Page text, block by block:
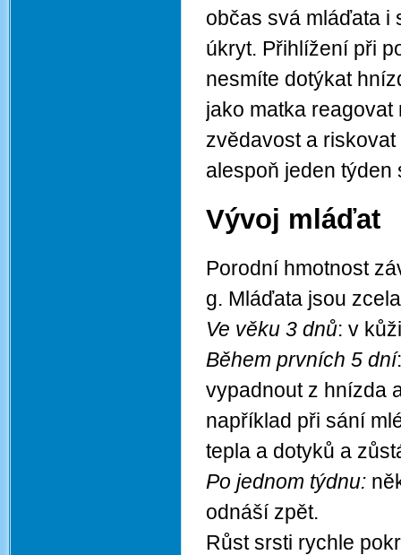
občas svá mláďata i
úkryt. Přihlížení při
nesmíte dotýkat
jako matka
zvědavost a
alespoň jeden týden
Vývoj mláďat
Porodní hmotnost
g. Mláďata jsou
Ve věku 3 dnů: v
Během prvních 5 dní
vypadnout z hnízda
například při sání
tepla a dotyků a
Po jednom týdnu:
odnáší zpět.
Růst srsti rychle